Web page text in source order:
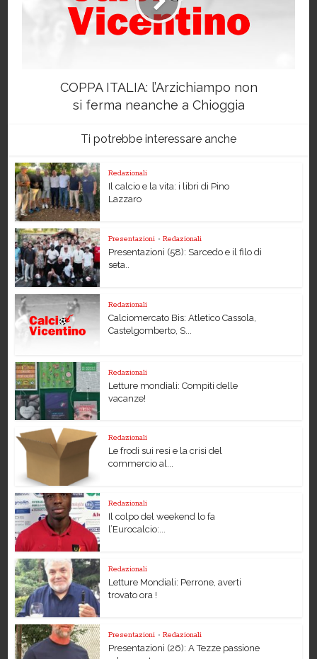
COPPA ITALIA: l’Arzichiampo non
si ferma neanche a Chioggia
Ti potrebbe interessare anche
Redazionali
Il calcio e la vita: i libri di Pino
Lazzaro
Presentazioni • Redazionali
Presentazioni (58): Sarcedo e il filo di
seta..
Redazionali
Calciomercato Bis: Atletico Cassola,
Castelgomberto, S...
Redazionali
Letture mondiali: Compiti delle
vacanze!
Redazionali
Le frodi sui resi e la crisi del
commercio al...
Redazionali
Il colpo del weekend lo fa
l’Eurocalcio:...
Redazionali
Letture Mondiali: Perrone, averti
trovato ora !
Presentazioni • Redazionali
Presentazioni (26): A Tezze passione